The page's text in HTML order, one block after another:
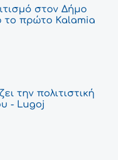
στον Δήμο
το πρώτο Kalamia
την πολιτιστική
- Lugoj